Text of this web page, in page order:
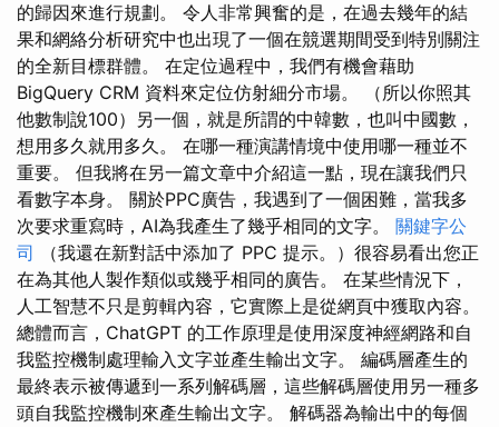
的歸因來進行規劃。 令人非常興奮的是，在過去幾年的結
果和網絡分析研究中也出現了一個在競選期間受到特別關注
的全新目標群體。 在定位過程中，我們有機會藉助
BigQuery CRM 資料來定位仿射細分市場。 （所以你照其
他數制說100）另一個，就是所謂的中韓數，也叫中國數，
想用多久就用多久。 在哪一種演講情境中使用哪一種並不
重要。 但我將在另一篇文章中介紹這一點，現在讓我們只
看數字本身。 關於PPC廣告，我遇到了一個困難，當我多
次要求重寫時，AI為我產生了幾乎相同的文字。 關鍵字公
司 （我還在新對話中添加了 PPC 提示。）很容易看出您正
在為其他人製作類似或幾乎相同的廣告。 在某些情況下，
人工智慧不只是剪輯內容，它實際上是從網頁中獲取內容。
總體而言，ChatGPT 的工作原理是使用深度神經網路和自
我監控機制處理輸入文字並產生輸出文字。 編碼層產生的
最終表示被傳遞到一系列解碼層，這些解碼層使用另一種多
頭自我監控機制來產生輸出文字。 解碼器為輸出中的每個